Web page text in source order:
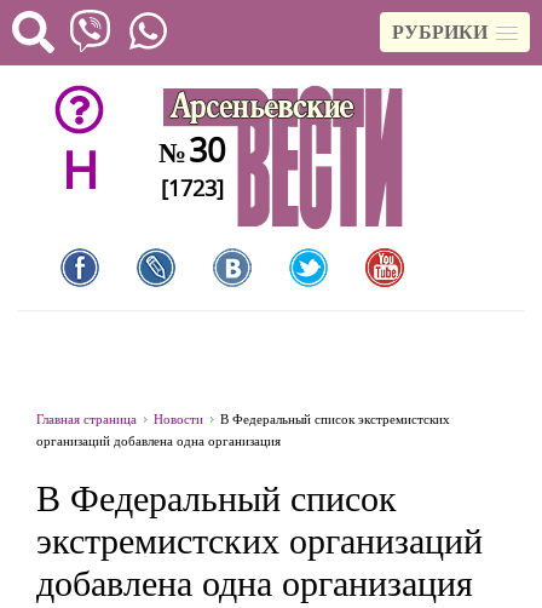
РУБРИКИ
H №30
[1723]
Главная страница Новости
В Федеральный список экстремистских
организаций добавлена одна организация
В Федеральный список
экстремистских организаций
добавлена одна организация